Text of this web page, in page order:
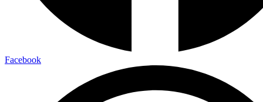
Facebook